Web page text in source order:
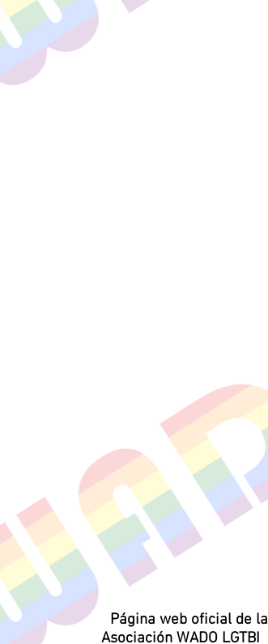
Página web oficial de la
Asociación WADO LGTBI